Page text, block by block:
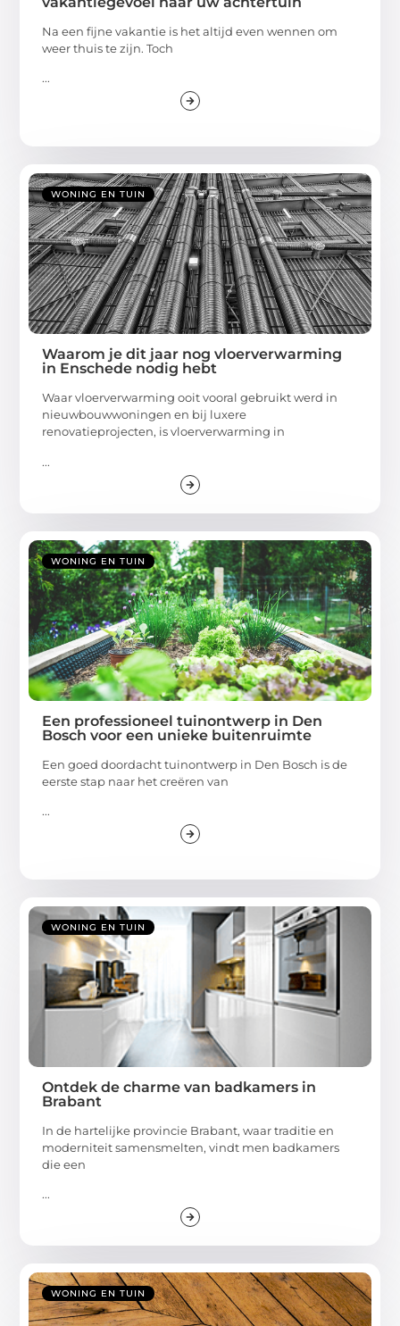
Na een fijne vakantie is het altijd even wennen om
weer thuis te zijn. Toch
...
WONING EN TUIN
Waarom je dit jaar nog vloerverwarming
in Enschede nodig hebt
Waar vloerverwarming ooit vooral gebruikt werd in
nieuwbouwwoningen en bij luxere
renovatieprojecten, is vloerverwarming in
...
WONING EN TUIN
Een professioneel tuinontwerp in Den
Bosch voor een unieke buitenruimte
Een goed doordacht tuinontwerp in Den Bosch is de
eerste stap naar het creëren van
...
WONING EN TUIN
Ontdek de charme van badkamers in
Brabant
In de hartelijke provincie Brabant, waar traditie en
moderniteit samensmelten, vindt men badkamers
die een
...
WONING EN TUIN